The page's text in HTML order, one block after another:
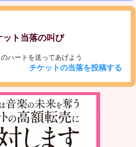
ット当落の叫び
ハートを送ってあげよう
チケットの当落を投稿する